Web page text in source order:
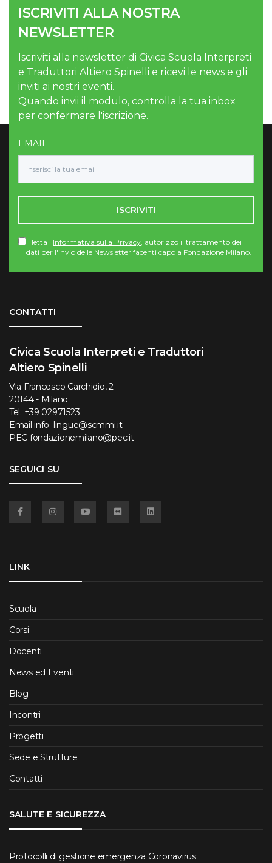
ISCRIVITI ALLA NOSTRA
NEWSLETTER
Iscriviti alla newsletter di Civica Scuola Interpreti
e Traduttori Altiero Spinelli e ricevi le news e gli
inviti ai nostri eventi.
Quando invii il modulo, controlla la tua inbox
per confermare l'iscrizione.
EMAIL
ISCRIVITI
letta l'Informativa sulla Privacy, autorizzo il trattamento dei
dati per l'invio delle Newsletter facenti capo a Fondazione Milano.
CONTATTI
Civica Scuola Interpreti e Traduttori
Altiero Spinelli
Via Francesco Carchidio, 2
20144 - Milano
Tel. +39 02971523
Email info_lingue@scmmi.it
PEC fondazionemilano@pec.it
SEGUICI SU
LINK
Scuola
Corsi
Docenti
News ed Eventi
Blog
Incontri
Progetti
Sede e Strutture
Contatti
SALUTE E SICUREZZA
Protocolli di gestione emergenza Coronavirus